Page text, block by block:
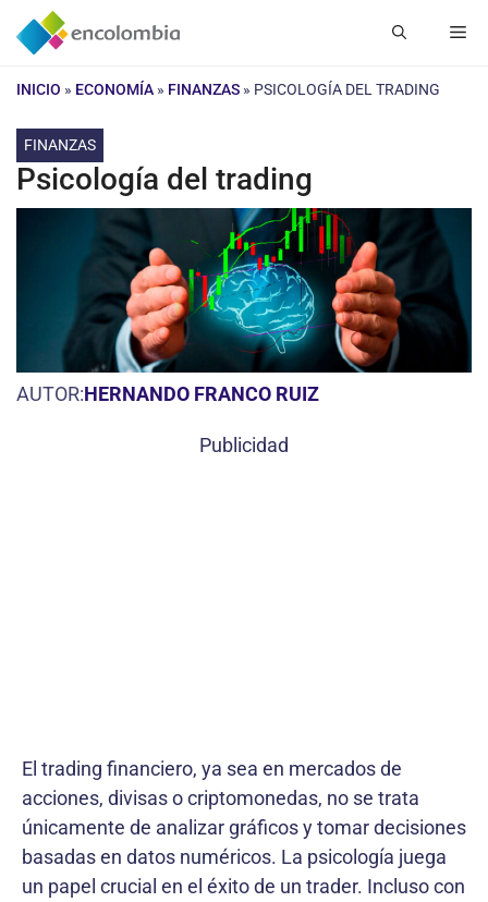
Saltar
INICIO » ECONOMÍA » FINANZAS » PSICOLOGÍA DEL TRADING
FINANZAS
Psicología del trading
AUTOR:HERNANDO FRANCO RUIZ
Publicidad
El trading financiero, ya sea en mercados de
acciones, divisas o criptomonedas, no se trata
únicamente de analizar gráficos y tomar decisiones
basadas en datos numéricos. La psicología juega
un papel crucial en el éxito de un trader. Incluso con